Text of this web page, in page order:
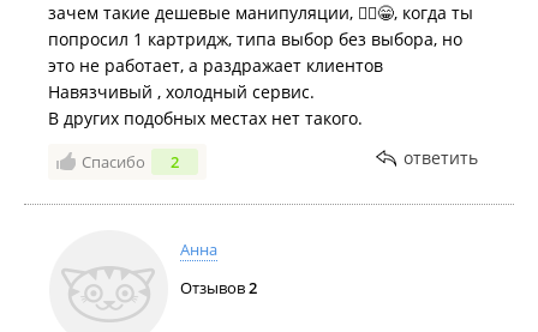
зачем такие дешевые манипуляции, 🤦‍♀️😁, когда ты
попросил 1 картридж, типа выбор без выбора, но
это не работает, а раздражает клиентов
Навязчивый , холодный сервис.
В других подобных местах нет такого.
Спасибо 2 ответить
Анна
Отзывов2